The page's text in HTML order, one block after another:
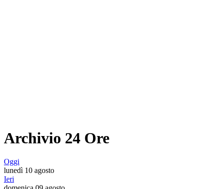
Archivio 24 Ore
Oggi
lunedì 10 agosto
Ieri